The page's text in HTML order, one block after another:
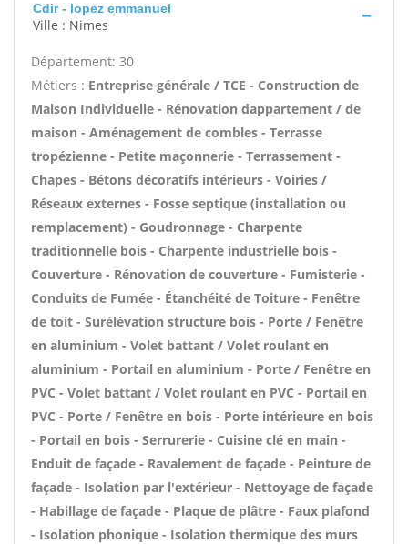
Cdir - lopez emmanuel
Ville : Nimes
Département: 30
Métiers : Entreprise générale / TCE - Construction de
Maison Individuelle - Rénovation dappartement / de
maison - Aménagement de combles - Terrasse
tropézienne - Petite maçonnerie - Terrassement -
Chapes - Bétons décoratifs intérieurs - Voiries /
Réseaux externes - Fosse septique (installation ou
remplacement) - Goudronnage - Charpente
traditionnelle bois - Charpente industrielle bois -
Couverture - Rénovation de couverture - Fumisterie -
Conduits de Fumée - Étanchéité de Toiture - Fenêtre
de toit - Surélévation structure bois - Porte / Fenêtre
en aluminium - Volet battant / Volet roulant en
aluminium - Portail en aluminium - Porte / Fenêtre en
PVC - Volet battant / Volet roulant en PVC - Portail en
PVC - Porte / Fenêtre en bois - Porte intérieure en bois
- Portail en bois - Serrurerie - Cuisine clé en main -
Enduit de façade - Ravalement de façade - Peinture de
façade - Isolation par l'extérieur - Nettoyage de façade
- Habillage de façade - Plaque de plâtre - Faux plafond
- Isolation phonique - Isolation thermique des murs